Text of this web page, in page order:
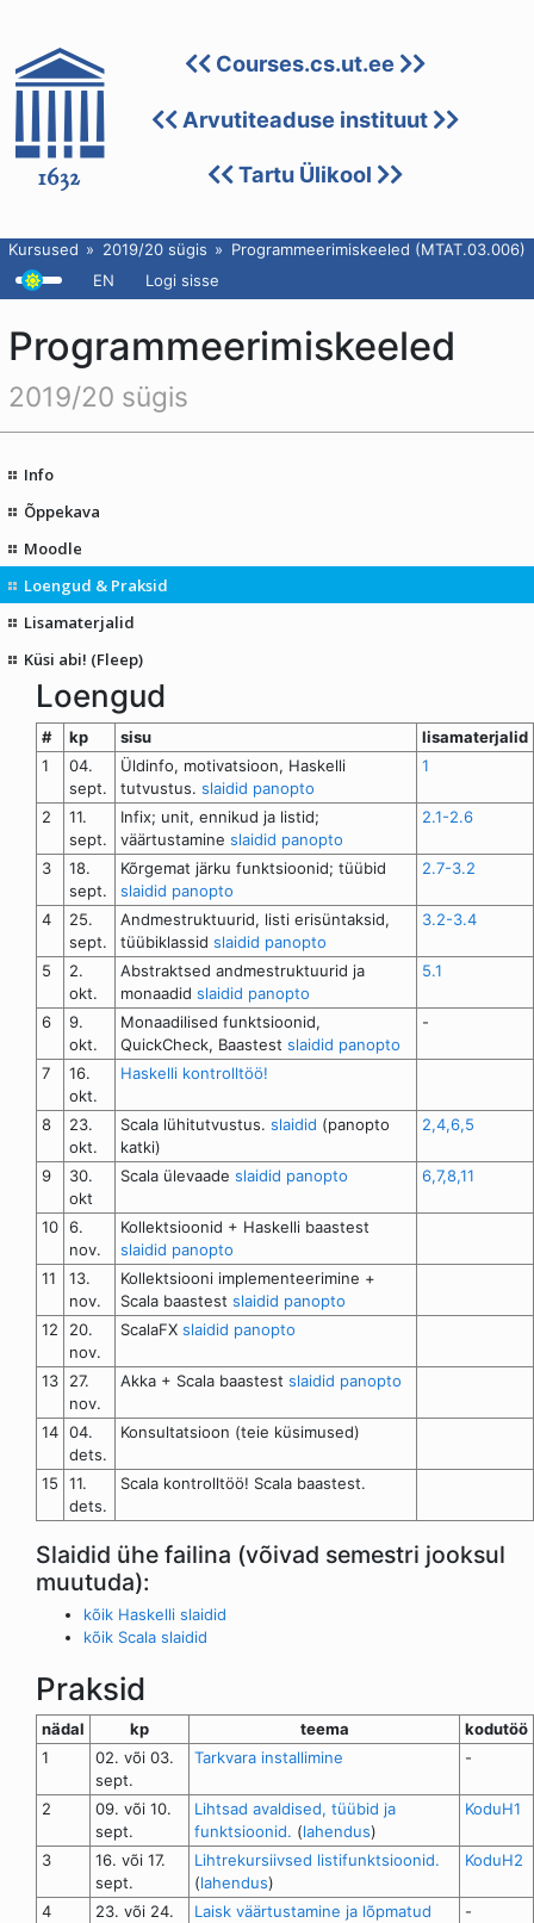
Courses.cs.ut.ee
Arvutiteaduse instituut
Tartu Ülikool
Kursused 2019/20 sügis
Programmeerimiskeeled (MTAT.03.006)
EN
Logi sisse
Programmeerimiskeeled
2019/20 sügis
Info
Õppekava
Moodle
Loengud & Praksid
Lisamaterjalid
Küsi abi! (Fleep)
Loengud
# kp sisu
lisamaterjalid
1
04.
sept.
Üldinfo, motivatsioon, Haskelli
tutvustus. slaidid panopto
1
2
11.
sept.
Infix; unit, ennikud ja listid;
väärtustamine slaidid panopto
2.1-2.6
3
18.
sept.
Kõrgemat järku funktsioonid; tüübid
slaidid panopto
2.7-3.2
4
25.
sept.
Andmestruktuurid, listi erisüntaksid,
tüübiklassid slaidid panopto
3.2-3.4
5
2.
okt.
Abstraktsed andmestruktuurid ja
monaadid slaidid panopto
5.1
6
9.
okt.
Monaadilised funktsioonid,
QuickCheck, Baastest slaidid panopto
-
7
16.
okt.
Haskelli kontrolltöö!
8
23.
okt.
Scala lühitutvustus. slaidid (panopto
katki)
2,4,6,5
9
30.
okt
Scala ülevaade slaidid panopto 6,7,8,11
10 6.
nov.
Kollektsioonid + Haskelli baastest
slaidid panopto
11
13.
nov.
Kollektsiooni implementeerimine +
Scala baastest slaidid panopto
12
20.
nov.
ScalaFX slaidid panopto
13
27.
nov.
Akka + Scala baastest slaidid panopto
14 04.
dets.
Konsultatsioon (teie küsimused)
15
11.
dets.
Scala kontrolltöö! Scala baastest.
Slaidid ühe failina (võivad semestri jooksul
muutuda):
kõik Haskelli slaidid
kõik Scala slaidid
Praksid
nädal kp teema
kodutöö
1
02. või 03.
sept.
Tarkvara installimine -
2
09. või 10.
sept.
Lihtsad avaldised, tüübid ja
funktsioonid. (lahendus)
KoduH1
3
16. või 17.
sept.
Lihtrekursiivsed listifunktsioonid.
(lahendus)
KoduH2
4
23. või 24.
Laisk väärtustamine ja lõpmatud
-